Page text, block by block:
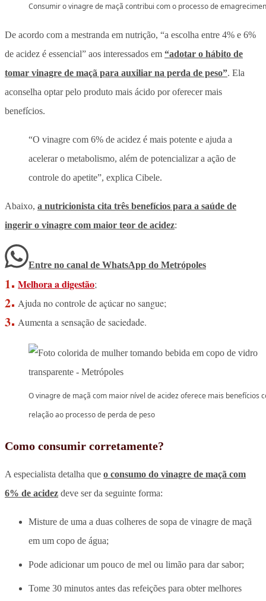
Consumir o vinagre de maçã contribui com o processo de
De acordo com a mestranda em nutrição, “a escolha entre 4% e 6%
de acidez é essencial” aos interessados em “adotar o hábito de
tomar vinagre de maçã para auxiliar na perda de peso”. Ela
aconselha optar pelo produto mais ácido por oferecer mais
benefícios.
“O vinagre com 6% de acidez é mais potente e ajuda a
acelerar o metabolismo, além de potencializar a ação de
controle do apetite”, explica Cibele.
Abaixo, a nutricionista cita três benefícios para a saúde de
ingerir o vinagre com maior teor de acidez:
Entre no canal de WhatsApp do Metrópoles
Melhora a digestão;
Ajuda no controle de açúcar no sangue;
Aumenta a sensação de saciedade.
O vinagre de maçã com maior nível de acidez oferece mais benefícios
relação ao processo de perda de peso
Como consumir corretamente?
A especialista detalha que o consumo do vinagre de maçã com
6% de acidez deve ser da seguinte forma:
Misture de uma a duas colheres de sopa de vinagre de maçã
em um copo de água;
Pode adicionar um pouco de mel ou limão para dar sabor;
Tome 30 minutos antes das refeições para obter melhores